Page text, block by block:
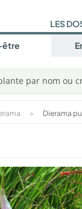
LES
être
par nom ou
> Dierama